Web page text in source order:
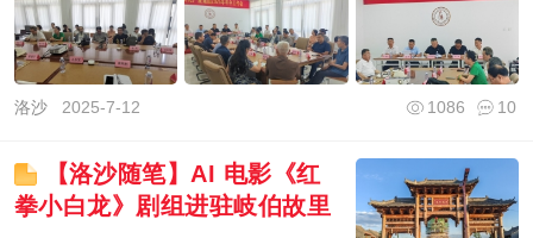
洛沙2025-7-12 10
1086
【洛沙随笔】AI 电影《红
拳小白龙》剧组进驻岐伯故里